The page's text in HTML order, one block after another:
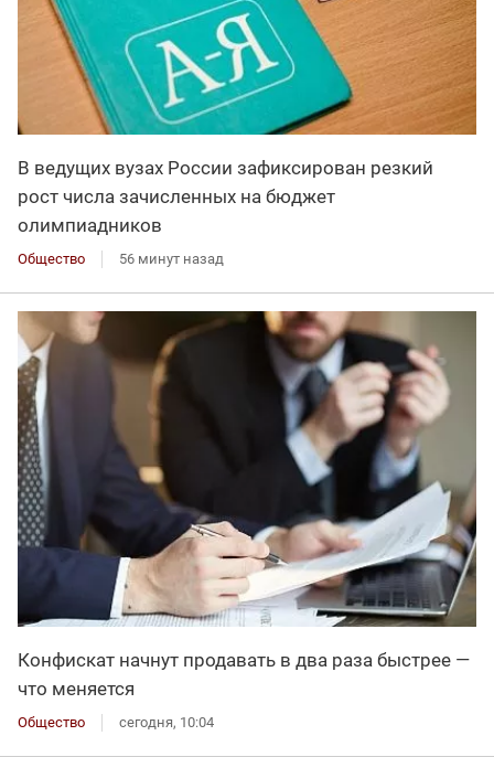
В ведущих вузах России зафиксирован резкий
рост числа зачисленных на бюджет
олимпиадников
Общество 56 минут назад
Конфискат начнут продавать в два раза быстрее —
что меняется
Общество сегодня, 10:04